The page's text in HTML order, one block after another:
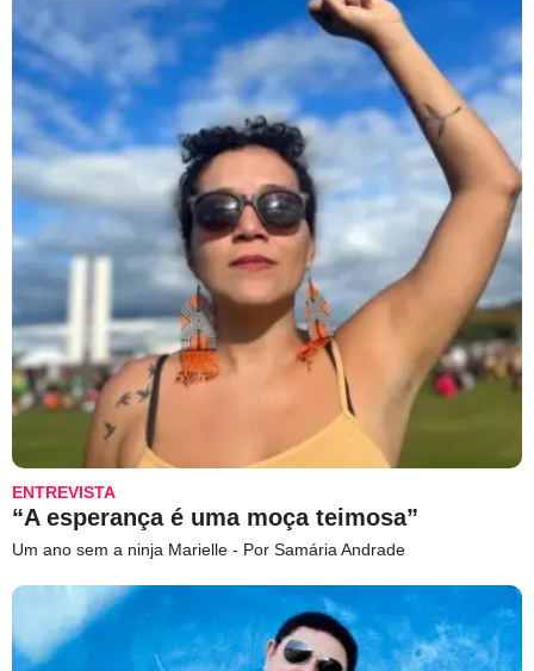
ENTREVISTA
“A esperança é uma moça teimosa”
Um ano sem a ninja Marielle - Por Samária Andrade